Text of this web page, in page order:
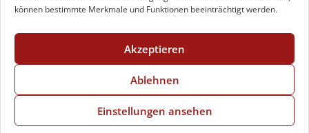
können bestimmte Merkmale und Funktionen beeinträchtigt werden.
Akzeptieren
Ablehnen
Einstellungen ansehen
KONTAKT
+49 221 29 28 27 21
© 2026 VKK Verlag Kunst und Kultur GmbH